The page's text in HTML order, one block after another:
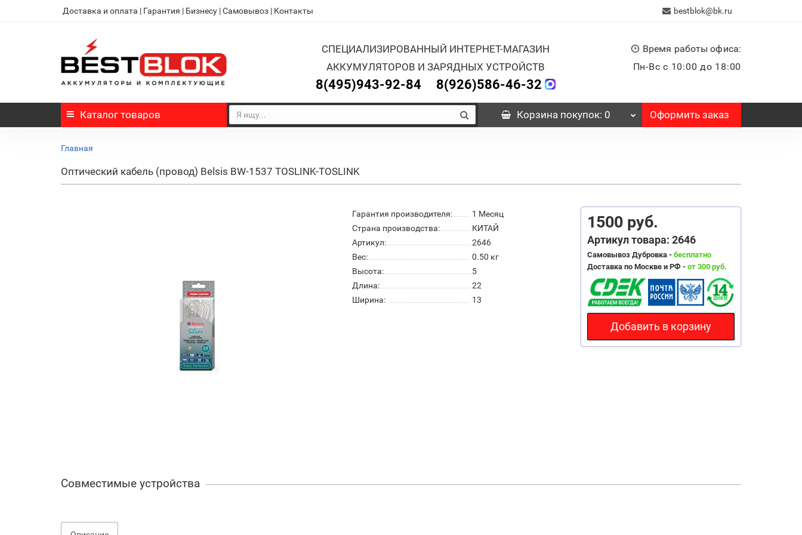
Доставка и оплата | Гарантия | Бизнесу |Самовывоз | Контакты bestblok@bk.ru
СПЕЦИАЛИЗИРОВАННЫЙ ИНТЕРНЕТ-МАГАЗИН
АККУМУЛЯТОРОВ И ЗАРЯДНЫХ УСТРОЙСТВ
8(495)943-92-84 8(926)586-46-32
Время работы офиса:
Пн-Вс с 10:00 до 18:00
Каталог товаров Корзина покупок: 0 Оформить заказ
Главная
Оптический кабель (провод) Belsis BW-1537 TOSLINK-TOSLINK
Гарантия производителя:
1 Месяц
Страна производства:
КИТАЙ
Артикул:
2646
Вес:
0.50 кг
Высота:
5
Длина:
22
Ширина:
13
1500 руб.
Артикул товара: 2646
Самовывоз Дубровка - бесплатно
Доставка по Москве и РФ - от 300 руб.
Добавить в корзину
Совместимые устройства